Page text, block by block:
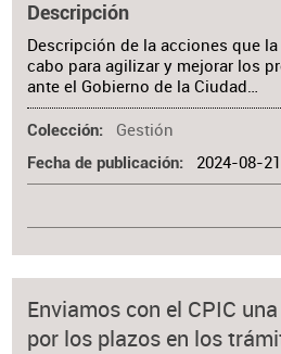
Descripción
Descripción de la acciones que
cabo para agilizar y mejorar los
ante el Gobierno de la Ciudad…
Colección Gestión
Fecha de publicación 2024-08-21
Enviamos con el CPIC
por los plazos en los